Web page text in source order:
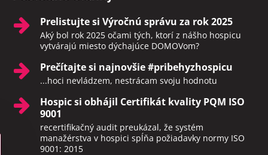
Prelistujte si Výročnú správu za rok 2025
Aký bol rok 2025 očami tých, ktorí z nášho hospicu
vytvárajú miesto dýchajúce DOMOVom?
Prečítajte si najnovšie #pribehyzhospicu
...hoci nevládzem, nestrácam svoju hodnotu
Hospic si obhájil Certifikát kvality PQM ISO
9001
recertifikačný audit preukázal, že systém
manažérstva v hospici spĺňa požiadavky normy ISO
9001: 2015